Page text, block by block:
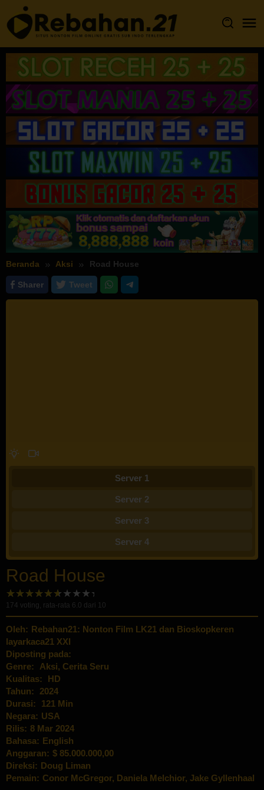
Loncat
ke
konten
Beranda Aksi Road House
Sharer Tweet
Server 1
Server 2
Server 3
Server 4
Road House
174 voting, rata-rata 6.0 dari 10
Oleh: Rebahan21: Nonton Film LK21 dan Bioskopkeren
layarkaca21 XXI
Diposting pada:
Genre:
Aksi, Cerita Seru
Kualitas:
HD
Tahun:
2024
Durasi:
121 Min
Negara: USA
Rilis: 8 Mar 2024
Bahasa: English
Anggaran: $ 85.000.000,00
Direksi: Doug Liman
Pemain: Conor McGregor, Daniela Melchior, Jake Gyllenhaal